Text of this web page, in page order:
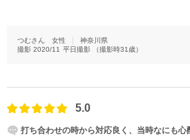
つむさん 女性
神奈川県
撮影 2020/11 平日撮影 （撮影時31 歳）
5.0
打ち合わせの時から対応良く、当時なにも心